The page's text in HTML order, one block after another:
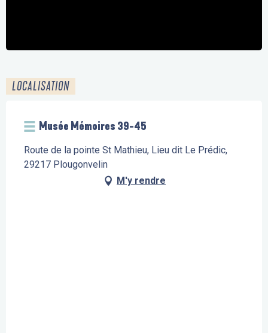
LOCALISATION
Musée Mémoires 39-45
Route de la pointe St Mathieu, Lieu dit Le Prédic,
29217 Plougonvelin
M'y rendre